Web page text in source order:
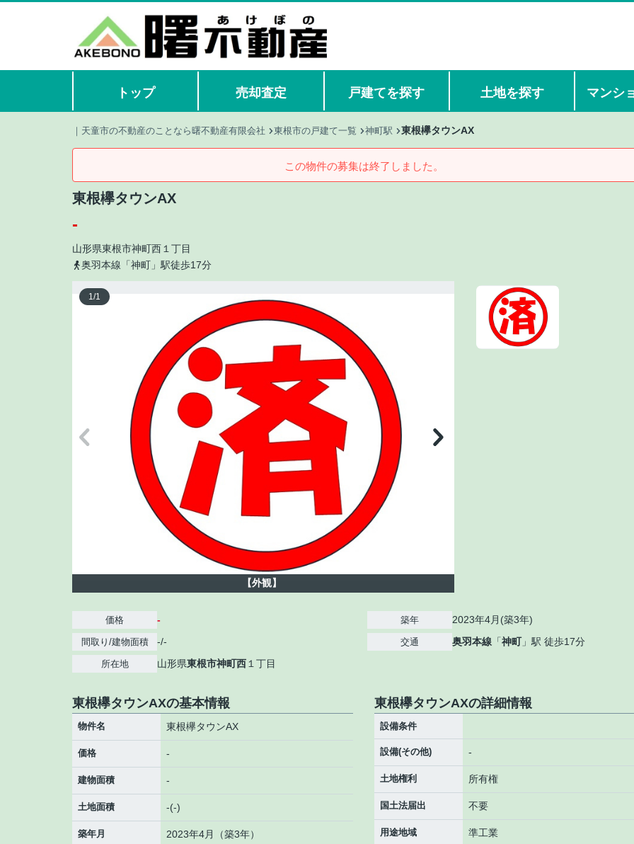
トップ 売却査定 戸建てを探す 土地を探す マンシ
｜天童市の不動産のことなら曙不動産有限会社 東根市の戸建て一覧 神町駅 東根欅タウンAX
この物件の募集は終了しました。
東根欅タウンAX
-
山形県東根市神町西 １丁目
奥羽本線「神町」駅徒歩17分
1/1
【外観】
価格 -
間取り/建物面積 -/-
所在地 山形県東根市神町西 １丁目
築年 2023年4月(築3年)
交通 奥羽本線 「神町」駅 徒歩17分
東根欅タウンAXの基本情報
物件名 東根欅タウンAX
価格 -
建物面積 -
土地面積 -(-)
築年月 2023年4月（築3年）
東根欅タウンAXの詳細情報
設備条件
設備(その他) -
土地権利 所有権
国土法届出 不要
用途地域 準工業